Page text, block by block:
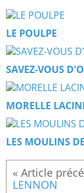
LE POULPE
SAVEZ-VOUS
MORELLE
LES MOULINS
LENNON